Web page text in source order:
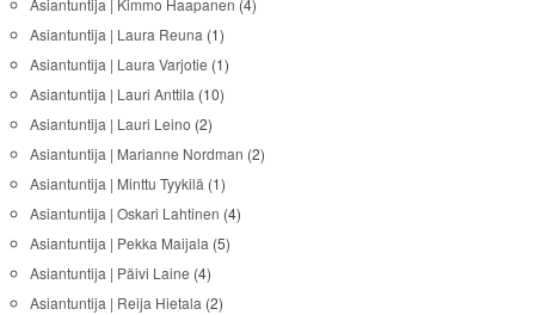
Asiantuntija | Kimmo Haapanen (4)
Asiantuntija | Laura Reuna (1)
Asiantuntija | Laura Varjotie (1)
Asiantuntija | Lauri Anttila (10)
Asiantuntija | Lauri Leino (2)
Asiantuntija | Marianne Nordman (2)
Asiantuntija | Minttu Tyykilä (1)
Asiantuntija | Oskari Lahtinen (4)
Asiantuntija | Pekka Maijala (5)
Asiantuntija | Päivi Laine (4)
Asiantuntija | Reija Hietala (2)